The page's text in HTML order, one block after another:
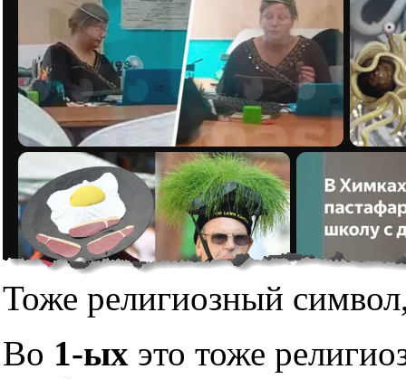
Тоже религиозный
Во 1-ых это тоже